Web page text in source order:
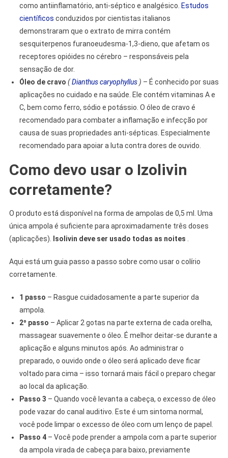
como antiinflamatório, anti-séptico e analgésico. Estudos
científicos conduzidos por cientistas italianos
demonstraram que o extrato de mirra contém
sesquiterpenos furanoeudesma-1,3-dieno, que afetam os
receptores opióides no cérebro – responsáveis pela
sensação de dor.
Óleo de cravo (Dianthus caryophyllus) – É conhecido por suas
aplicações no cuidado e na saúde. Ele contém vitaminas A e
C, bem como ferro, sódio e potássio. O óleo de cravo é
recomendado para combater a inflamação e infecção por
causa de suas propriedades anti-sépticas. Especialmente
recomendado para apoiar a luta contra dores de ouvido.
Como devo usar o Izolivin
corretamente?
O produto está disponível na forma de ampolas de 0,5 ml. Uma
única ampola é suficiente para aproximadamente três doses
(aplicações). Isolivin deve ser usado todas as noites .
Aqui está um guia passo a passo sobre como usar o colírio
corretamente.
1 passo – Rasgue cuidadosamente a parte superior da
ampola.
2º passo – Aplicar 2 gotas na parte externa de cada orelha,
massagear suavemente o óleo. É melhor deitar-se durante a
aplicação e alguns minutos após. Ao administrar o
preparado, o ouvido onde o óleo será aplicado deve ficar
voltado para cima – isso tornará mais fácil o preparo chegar
ao local da aplicação.
Passo 3 – Quando você levanta a cabeça, o excesso de óleo
pode vazar do canal auditivo. Este é um sintoma normal,
você pode limpar o excesso de óleo com um lenço de papel.
Passo 4– Você pode prender a ampola com a parte superior
da ampola virada de cabeça para baixo, previamente